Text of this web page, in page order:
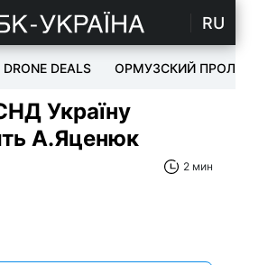
RU
DRONE DEALS ОРМУЗСКИЙ ПРОЛИВ
Україну
А.Яценюк
2 мин